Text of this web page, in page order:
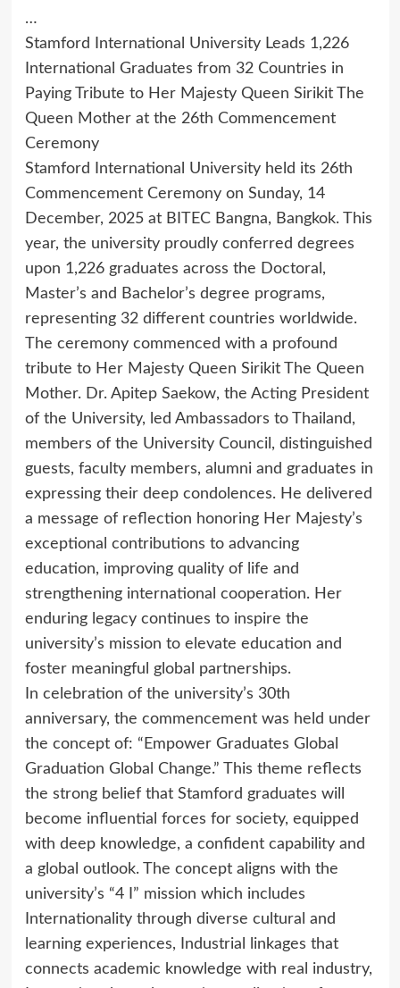
…
Stamford International University Leads 1,226
International Graduates from 32 Countries in
Paying Tribute to Her Majesty Queen Sirikit The
Queen Mother at the 26th Commencement
Ceremony
Stamford International University held its 26th
Commencement Ceremony on Sunday, 14
December, 2025 at BITEC Bangna, Bangkok. This
year, the university proudly conferred degrees
upon 1,226 graduates across the Doctoral,
Master’s and Bachelor’s degree programs,
representing 32 different countries worldwide.
The ceremony commenced with a profound
tribute to Her Majesty Queen Sirikit The Queen
Mother. Dr. Apitep Saekow, the Acting President
of the University, led Ambassadors to Thailand,
members of the University Council, distinguished
guests, faculty members, alumni and graduates in
expressing their deep condolences. He delivered
a message of reflection honoring Her Majesty’s
exceptional contributions to advancing
education, improving quality of life and
strengthening international cooperation. Her
enduring legacy continues to inspire the
university’s mission to elevate education and
foster meaningful global partnerships.
In celebration of the university’s 30th
anniversary, the commencement was held under
the concept of: “Empower Graduates Global
Graduation Global Change.” This theme reflects
the strong belief that Stamford graduates will
become influential forces for society, equipped
with deep knowledge, a confident capability and
a global outlook. The concept aligns with the
university’s “4 I” mission which includes
Internationality through diverse cultural and
learning experiences, Industrial linkages that
connects academic knowledge with real industry,